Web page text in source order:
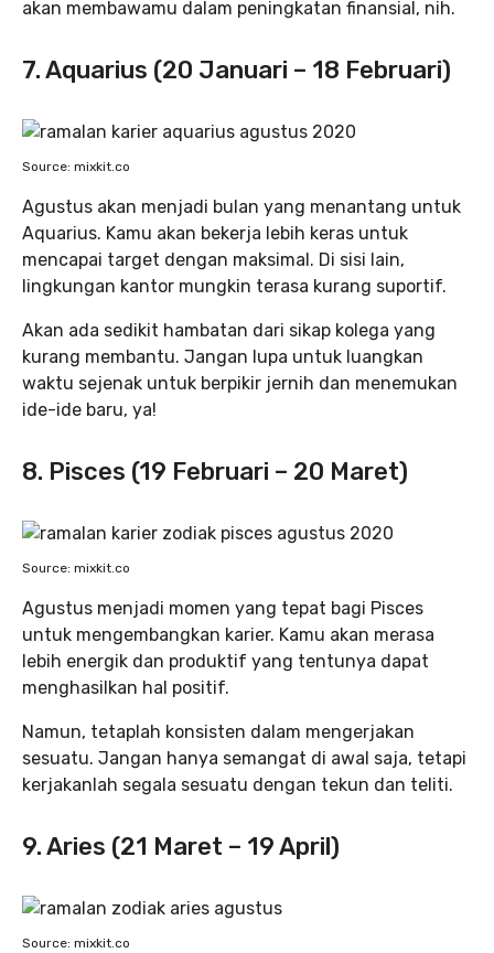
akan membawamu dalam peningkatan finansial, nih.
7. Aquarius (20 Januari – 18 Februari)
Source: mixkit.co
Agustus akan menjadi bulan yang menantang untuk
Aquarius. Kamu akan bekerja lebih keras untuk
mencapai target dengan maksimal. Di sisi lain,
lingkungan kantor mungkin terasa kurang suportif.
Akan ada sedikit hambatan dari sikap kolega yang
kurang membantu. Jangan lupa untuk luangkan
waktu sejenak untuk berpikir jernih dan menemukan
ide-ide baru, ya!
8. Pisces (19 Februari – 20 Maret)
Source: mixkit.co
Agustus menjadi momen yang tepat bagi Pisces
untuk mengembangkan karier. Kamu akan merasa
lebih energik dan produktif yang tentunya dapat
menghasilkan hal positif.
Namun, tetaplah konsisten dalam mengerjakan
sesuatu. Jangan hanya semangat di awal saja, tetapi
kerjakanlah segala sesuatu dengan tekun dan teliti.
9. Aries (21 Maret – 19 April)
Source: mixkit.co